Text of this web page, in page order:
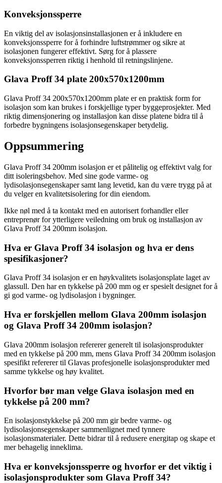
Konveksjonssperre
En viktig del av isolasjonsinstallasjonen er å inkludere en
konveksjonssperre for å forhindre luftstrømmer og sikre at
isolasjonen fungerer effektivt. Sørg for å plassere
konveksjonssperren riktig i henhold til retningslinjene.
Glava Proff 34 plate 200x570x1200mm
Glava Proff 34 200x570x1200mm plate er en praktisk form for
isolasjon som kan brukes i forskjellige typer byggeprosjekter. Med
riktig dimensjonering og installasjon kan disse platene bidra til å
forbedre bygningens isolasjonsegenskaper betydelig.
Oppsummering
Glava Proff 34 200mm isolasjon er et pålitelig og effektivt valg for
ditt isoleringsbehov. Med sine gode varme- og
lydisolasjonsegenskaper samt lang levetid, kan du være trygg på at
du velger en kvalitetsisolering for din eiendom.
Ikke nøl med å ta kontakt med en autorisert forhandler eller
entreprenør for ytterligere veiledning om bruk og installasjon av
Glava Proff 34 200mm isolasjon.
Hva er Glava Proff 34 isolasjon og hva er dens
spesifikasjoner?
Glava Proff 34 isolasjon er en høykvalitets isolasjonsplate laget av
glassull. Den har en tykkelse på 200 mm og er spesielt designet for å
gi god varme- og lydisolasjon i bygninger.
Hva er forskjellen mellom Glava 200mm isolasjon
og Glava Proff 34 200mm isolasjon?
Glava 200mm isolasjon refererer generelt til isolasjonsprodukter
med en tykkelse på 200 mm, mens Glava Proff 34 200mm isolasjon
spesifikt refererer til Glavas profesjonelle isolasjonsprodukter med
samme tykkelse og høy kvalitet.
Hvorfor bør man velge Glava isolasjon med en
tykkelse på 200 mm?
En isolasjonstykkelse på 200 mm gir bedre varme- og
lydisolasjonsegenskaper sammenlignet med tynnere
isolasjonsmaterialer. Dette bidrar til å redusere energitap og skape et
mer behagelig inneklima.
Hva er konveksjonssperre og hvorfor er det viktig i
isolasjonsprodukter som Glava Proff 34?